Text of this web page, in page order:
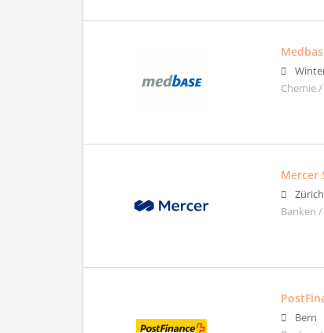
Chemie
Mercer
Zürich
Banken
Bern